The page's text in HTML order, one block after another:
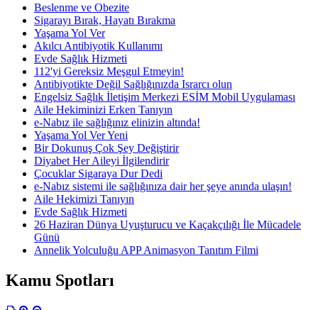
Beslenme ve Obezite
Sigarayı Bırak, Hayatı Bırakma
Yaşama Yol Ver
Akılcı Antibiyotik Kullanımı
Evde Sağlık Hizmeti
112'yi Gereksiz Meşgul Etmeyin!
Antibiyotikte Değil Sağlığınızda Israrcı olun
Engelsiz Sağlık İletişim Merkezi ESİM Mobil Uygulaması
Aile Hekiminizi Erken Tanıyın
e-Nabız ile sağlığınız elinizin altında!
Yaşama Yol Ver Yeni
Bir Dokunuş Çok Şey Değiştirir
Diyabet Her Aileyi İlgilendirir
Çocuklar Sigaraya Dur Dedi
e-Nabız sistemi ile sağlığınıza dair her şeye anında ulaşın!
Aile Hekimizi Tanıyın
Evde Sağlık Hizmeti
26 Haziran Dünya Uyuşturucu ve Kaçakçılığı İle Mücadele
Günü
Annelik Yolculuğu APP Animasyon Tanıtım Filmi
Kamu Spotları